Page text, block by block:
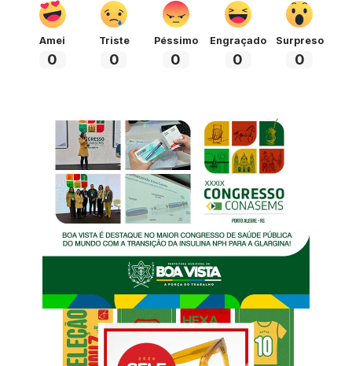
Amei
0
Triste
0
Péssimo
0
Engraçado
0
Surpreso
0